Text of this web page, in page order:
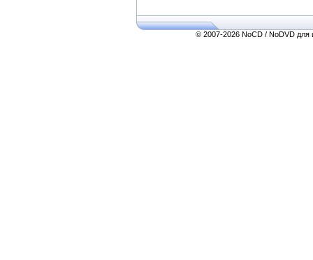
© 2007-2026 NoCD / NoDVD для